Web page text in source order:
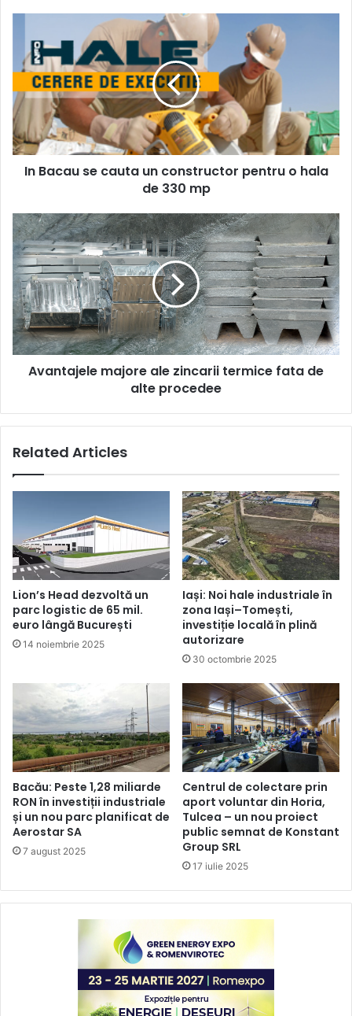
Bacau
cauta
constructor
pentru
o
hala
In Bacau se cauta un constructor pentru o hala
de 330 mp
Avantajele
majore
ale
zincarii
termice
fata
de
alte
procedee
Avantajele majore ale zincarii termice fata de
alte procedee
Related Articles
Lion’s Head dezvoltă un
parc logistic de 65 mil.
euro lângă București
14 noiembrie 2025
Iași: Noi hale industriale în
zona Iași–Tomești,
investiție locală în plină
autorizare
30 octombrie 2025
Bacău: Peste 1,28 miliarde
RON în investiții industriale
și un nou parc planificat de
Aerostar SA
7 august 2025
Centrul de colectare prin
aport voluntar din Horia,
Tulcea – un nou proiect
public semnat de Konstant
Group SRL
17 iulie 2025